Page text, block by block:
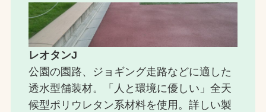
レオタンJ
公園の園路、ジョギング走路などに適した
透水型舗装材。「人と環境に優しい」全天
候型ポリウレタン系材料を使用。詳しい製